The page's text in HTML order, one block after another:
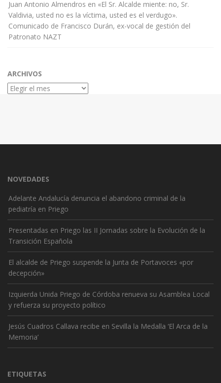
Juan Antonio Almendros en «El Sr. Alcalde miente: no, Sr.
Valdivia, usted no es la víctima, usted es el verdugo».
Comunicado de Francisco Durán, ex-vocal de gestión del
Patronato NAZT
ARCHIVOS
Archivos
NOVEDADES
Adelante Andalucía denuncia el abandono criminal de la
pediatría en Priego
Presentadas en Priego las II Jornadas sobre la Evolución de la
Transición Española
El alcalde de Priego suspende la Junta de Portavoces «por
decepción»
Izquierda Unida Priego de Córdoba renueva su Asamblea Local
y refuerza su proyecto político
Jesús Cuadros Callava recibe en Sevilla la Medalla ‘El Arca de la
Memoria’
ETIQUETAS